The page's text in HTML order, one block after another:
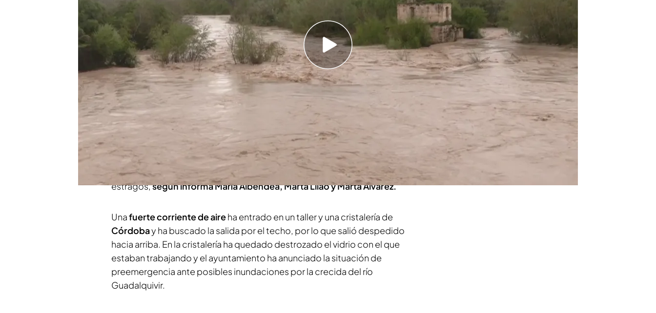
Al menos 200 personas han sido desalojadas por precaución en Jerez
de la Frontera
La Guardia Civil de Montaña y su misión con el temporal: así rescatan a
los animales atrapados en la nieve
Compartir
La borrasca tiene dos focos muy claros: la lluvia en el sur y las
el centro y norte del país. Hoy, 10 comunidades están en alerta y mañana
se espera un panorama similar. Casi toda
Andalucía está en alertapor
lluvias. En Córdoba, hay riesgo de inundaciones y un tornado ha causado
estragos,según informa María Albendea, Marta Lilao y Marta Álvarez.
Unafuerte corriente de aireha entrado en un taller y una cristalería de
Córdobay ha buscado la salida por el techo, por lo que salió despedido
hacia arriba. En la cristalería ha quedado destrozado el vidrio con el que
estaban trabajando y el ayuntamiento ha anunciado la situación de
preemergencia ante posibles inundaciones por la crecida del río
Guadalquivir.